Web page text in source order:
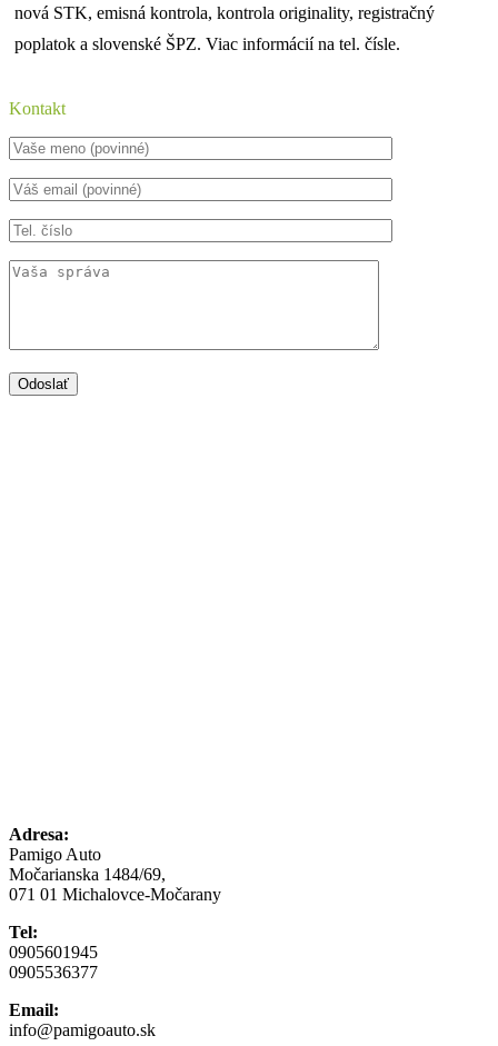
nová STK, emisná kontrola, kontrola originality, registračný
poplatok a slovenské ŠPZ. Viac informácií na tel. čísle.
Kontakt
Adresa:
Pamigo Auto
Močarianska 1484/69,
071 01 Michalovce-Močarany
Tel:
0905601945
0905536377
Email:
info@pamigoauto.sk